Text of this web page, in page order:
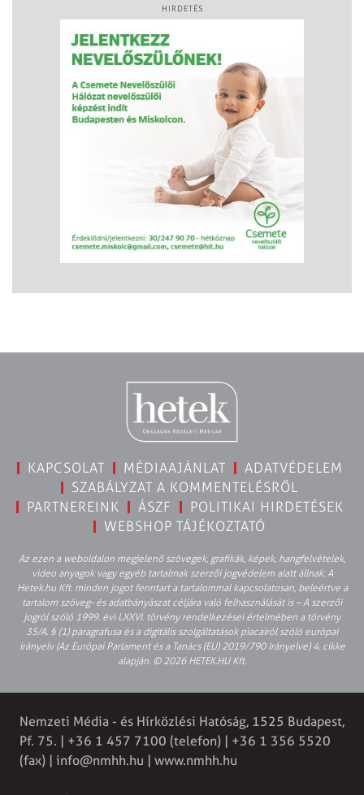
HIRDETÉS
KAPCSOLAT MÉDIAAJÁNLAT
ADATVÉDELEM
SZABÁLYZAT A KOMMENTELÉSRŐL
PARTNEREINK
ÁSZF
POLITIKAI HIRDETÉSEK
WEBSHOP TÁJÉKOZTATÓ
Az ezen a weboldalon megjelenő szövegek, grafikák, képek, hangfelvételek,
video anyagok vagy egyéb tartalmak szerzői jogvédelem alatt állnak. A
Hetek.hu Kft. minden jogot fenntart a tartalommal kapcsolatosan, beleértve a
tartalom szöveg- és adatbányászat céljára való felhasználását is – A szerzői
jogról szóló 1999. évi LXXVI. törvény rendelkezései értelmében a törvény
35/A. § (1) paragrafusa és a digitális szolgáltatások piacairól szóló európai
irányelv (Az Európai Parlament és a Tanács (EU) 2019/790 Irányelve) 4. cikke
alapján. © 2026 HETEK.HU Kft.
Nemzeti Média - és Hírközlési Hatóság, 1525 Budapest,
Pf. 75. | +36 1 457 7100 (telefon) | +36 1 356 5520
(fax) | info@nmhh.hu | www.nmhh.hu